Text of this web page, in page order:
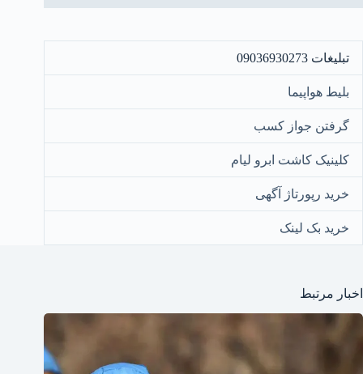
تبلیغات 09036930273
بلیط هواپیما
گرفتن جواز کسب
کلینیک کاشت ابرو لیام
خرید رپورتاژ آگهی
خرید بک لینک
اخبار مرتبط